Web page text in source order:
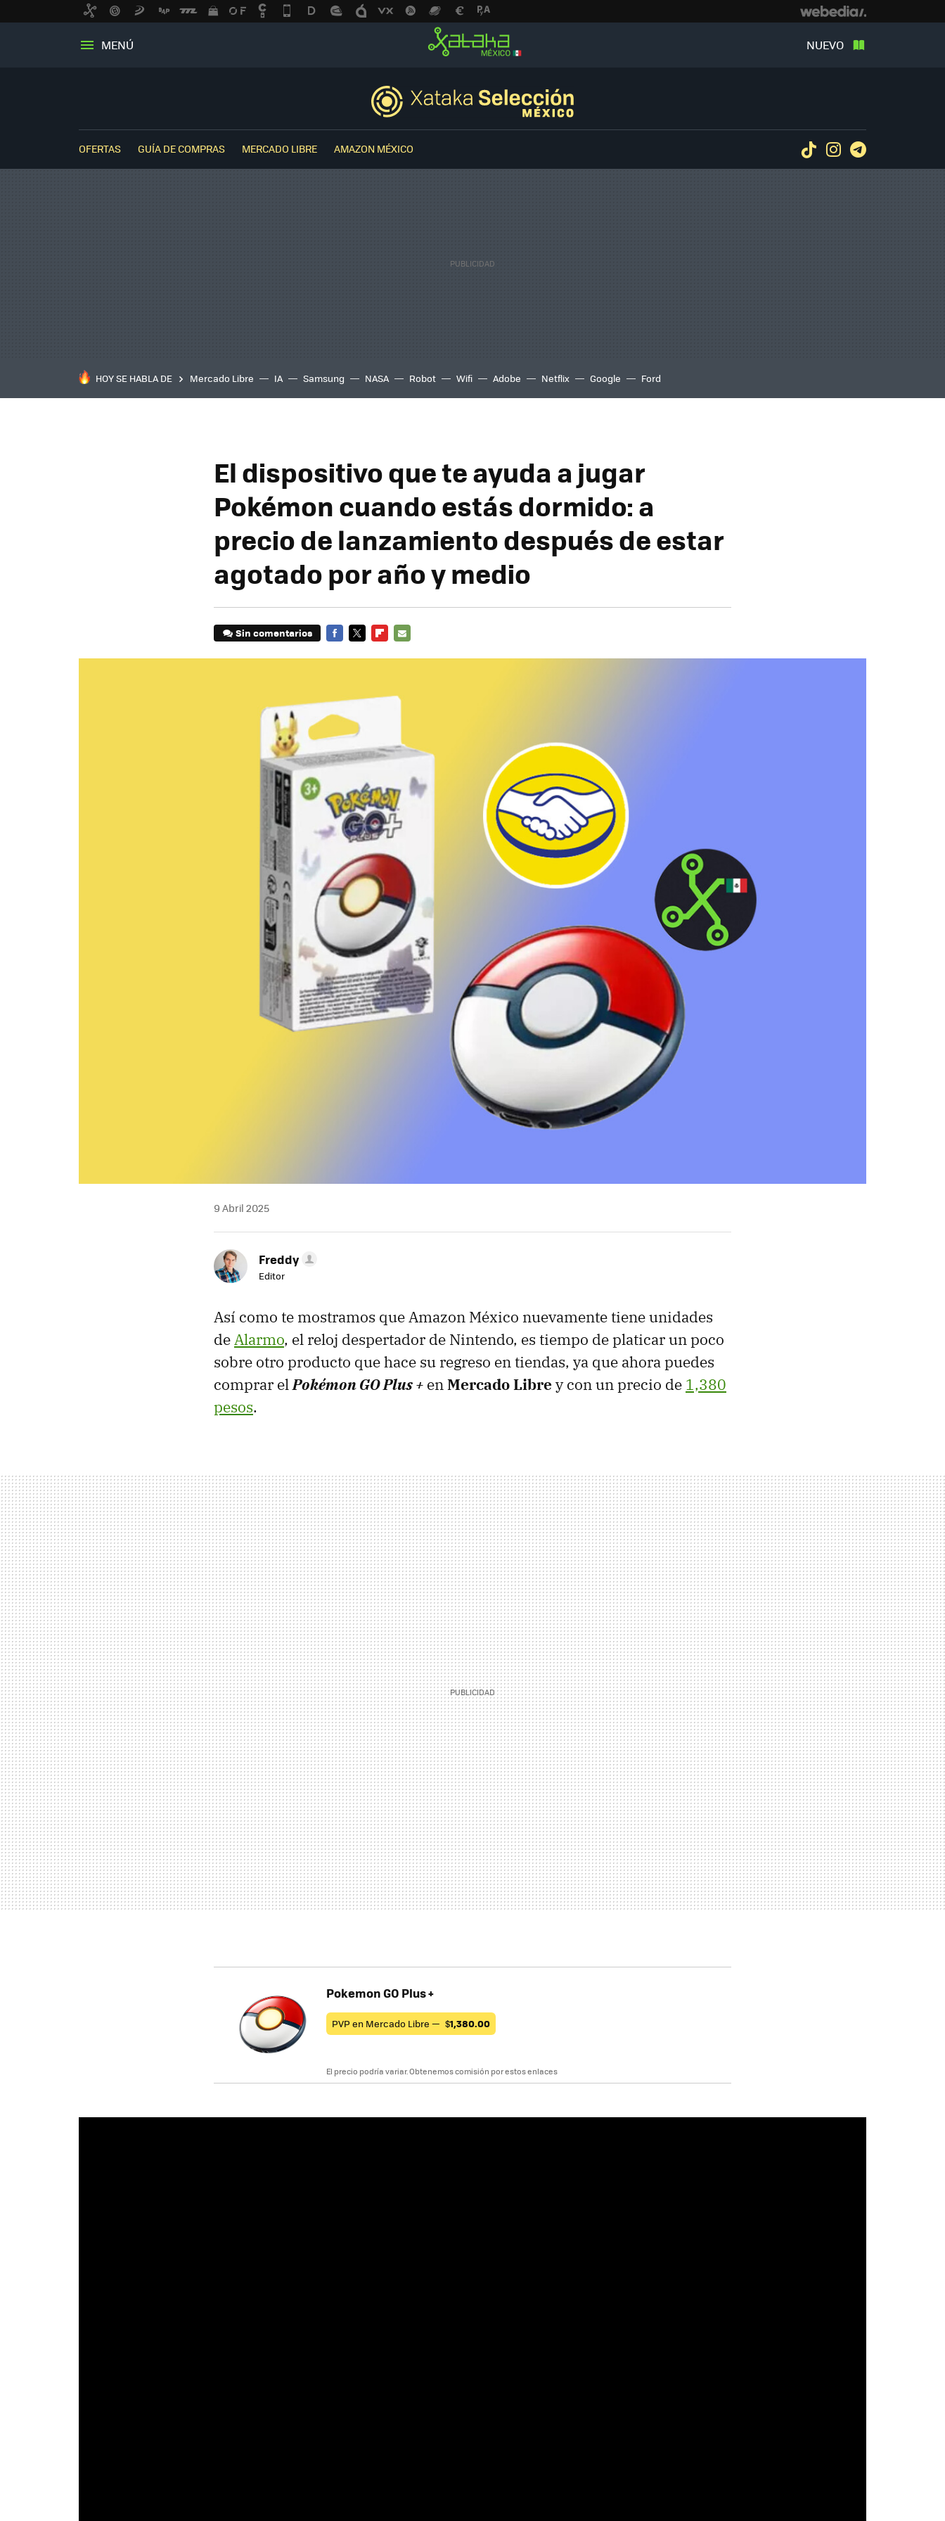
MENÚ NUEVO
OFERTAS GUÍA DE COMPRAS MERCADO LIBRE AMAZON MÉXICO TiktokInstagram
HOY SE HABLA DE Mercado Libre IA Samsung NASA Robot Wifi Adobe Netflix Google Ford
El dispositivo que te ayuda a jugar
Pokémon cuando estás dormido: a
precio de lanzamiento después de estar
agotado por año y medio
Sin comentarios
9 Abril 2025
Freddy
Editor
Así como te mostramos que Amazon México nuevamente tiene unidades
deAlarmo, el reloj despertador de Nintendo, es tiempo de platicar un poco
sobre otro producto que hace su regreso en tiendas, ya que ahora puedes
comprar elPokémon GO Plus + enMercado Libre y con un precio de 1,380
pesos.
Pokemon GO Plus +
PVP en Mercado Libre — $1,380.00
El precio podría variar. Obtenemos comisión por estos enlaces